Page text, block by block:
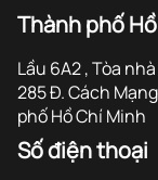
Thành phố
Lầu 6A2 , Tòa
285 Đ. Cách
phố Hồ Chí Minh
Số điện thoại